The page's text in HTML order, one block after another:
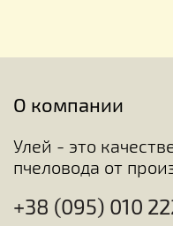
О компании
Улей - это
пчеловода от
+38 (095) 010